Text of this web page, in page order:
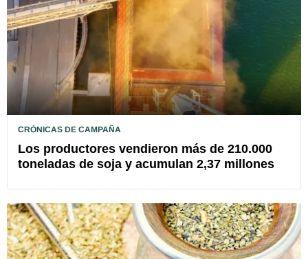
CRÓNICAS DE CAMPAÑA
Los productores vendieron más de 210.000
toneladas de soja y acumulan 2,37 millones